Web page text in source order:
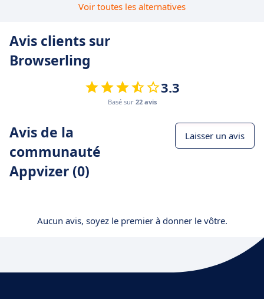
Voir toutes les alternatives
Avis clients sur
Browserling
3.3
Basé sur 22 avis
Avis de la
communauté
Appvizer (0)
Laisser un avis
Aucun avis, soyez le premier à donner le vôtre.